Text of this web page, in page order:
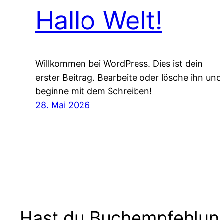
Hallo Welt!
Willkommen bei WordPress. Dies ist dein
erster Beitrag. Bearbeite oder lösche ihn
beginne mit dem Schreiben!
28. Mai 2026